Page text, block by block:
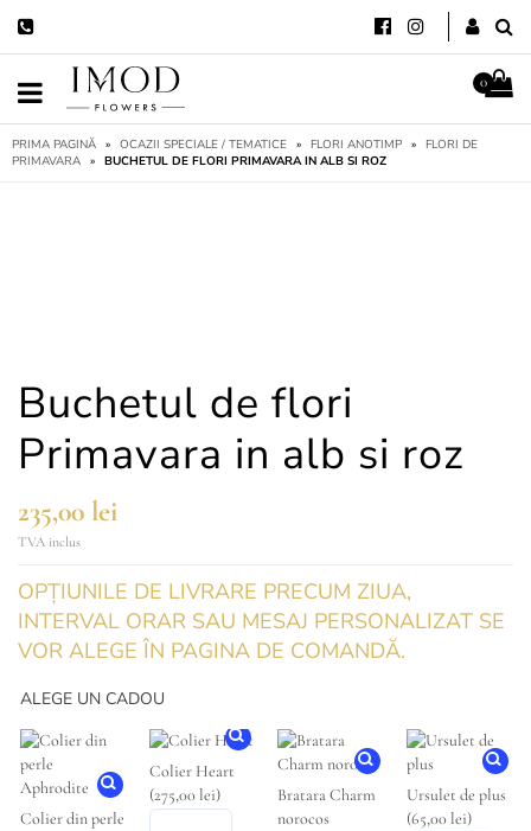
0
PRIMA PAGINĂ » OCAZII SPECIALE / TEMATICE » FLORI ANOTIMP »
FLORI DE
PRIMAVARA » BUCHETUL DE FLORI PRIMAVARA IN ALB SI ROZ
Buchetul de flori
Primavara in alb si roz
235,00 lei
TVA inclus
OPȚIUNILE DE LIVRARE PRECUM ZIUA,
INTERVAL ORAR SAU MESAJ PERSONALIZAT SE
VOR ALEGE ÎN PAGINA DE COMANDĂ.
ALEGE UN CADOU
Colier din perle
Colier Heart
(275,00 lei)
Bratara Charm
norocos
Ursulet de plus
(65,00 lei)